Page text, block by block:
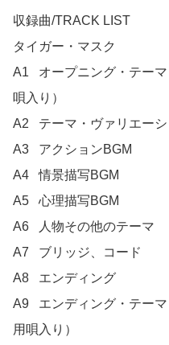
収録曲/TRACK LIST
タイガー・マスク
A1	オープニング・テーマ「タイガー・マスク」（TV用
唄入り）
A2	テーマ・ヴァリエーション
A3	アクションBGM
A4	情景描写BGM
A5	心理描写BGM
A6	人物その他のテーマ
A7	ブリッジ、コード
A8	エンディング
A9	エンディング・テーマ「みなしごのバラード」（TV
用唄入り）